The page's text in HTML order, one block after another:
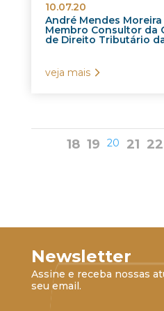
10.07.20
André Mendes
Membro Consultor da
de Direito Tributário
veja mais
18 19 20 21 22
Newsletter
Assine e receba nossas
seu email.